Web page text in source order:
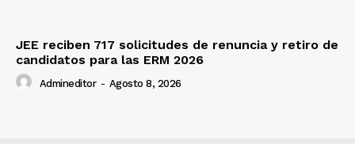
JEE reciben 717 solicitudes de renuncia y retiro de
candidatos para las ERM 2026
Admineditor - Agosto 8, 2026